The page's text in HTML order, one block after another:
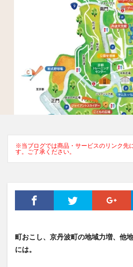
※当ブログでは商品・サービスのリンク先
す。ご了承ください。
町おこし、京丹波町の地域力増、他
には。